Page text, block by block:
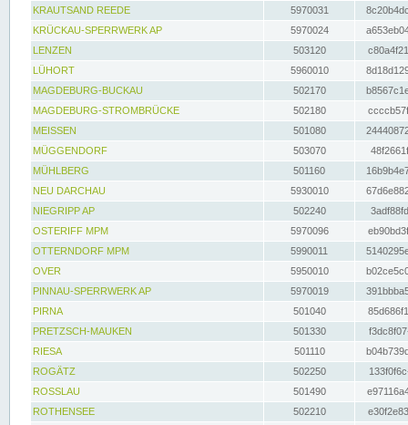
KRAUTSAND REEDE
5970031
KRÜCKAU-SPERRWERK AP
5970024
LENZEN
503120
LÜHORT
5960010
MAGDEBURG-BUCKAU
502170
MAGDEBURG-STROMBRÜCKE
502180
MEISSEN
501080
MÜGGENDORF
503070
MÜHLBERG
501160
NEU DARCHAU
5930010
NIEGRIPP AP
502240
OSTERIFF MPM
5970096
OTTERNDORF MPM
5990011
OVER
5950010
PINNAU-SPERRWERK AP
5970019
PIRNA
501040
PRETZSCH-MAUKEN
501330
RIESA
501110
ROGÄTZ
502250
ROSSLAU
501490
ROTHENSEE
502210